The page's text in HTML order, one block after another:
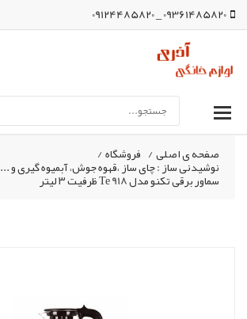
09361485820 _ 09124485820
صفحه ی اصلی/ فروشگاه/
نوشیدنی ساز : چای ساز ،قهوه جوش، آبمیوه گیری و ...
سماور برقی تکنو مدل Te 918 ظرفیت ۳ لیتر